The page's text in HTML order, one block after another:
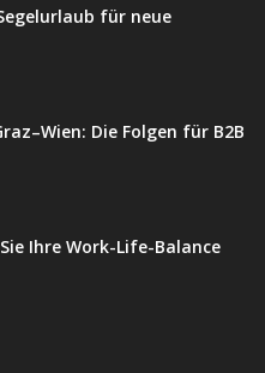
für neue
Die Folgen für B2B
Ihre Work-Life-Balance